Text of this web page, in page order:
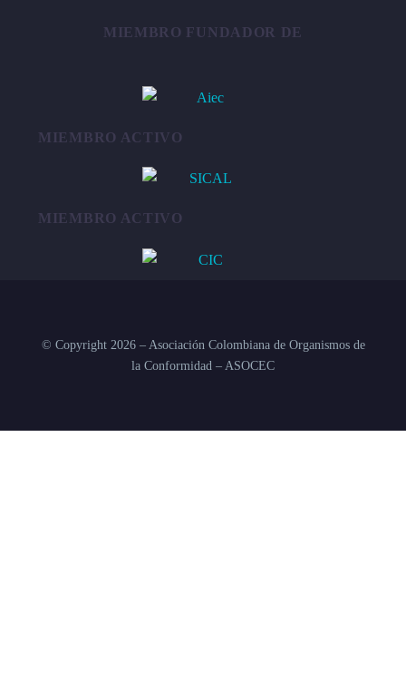
MIEMBRO FUNDADOR DE
MIEMBRO ACTIVO
MIEMBRO ACTIVO
© Copyright 2026 – Asociación Colombiana de Organismos de
la Conformidad – ASOCEC